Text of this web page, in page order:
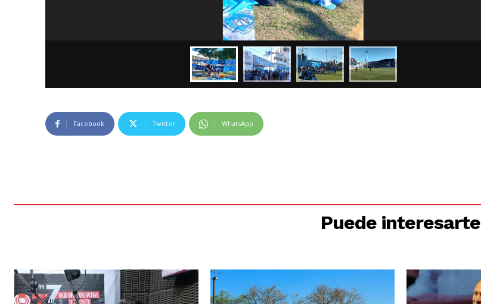
Facebook Twitter WhatsApp
Puede interesarte